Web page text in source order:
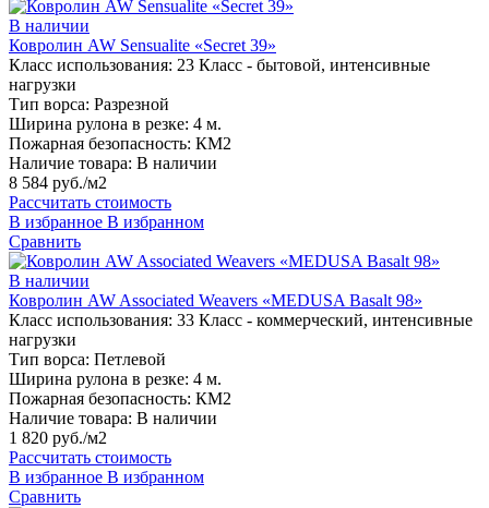
В наличии
Ковролин AW Sensualite «Secret 39»
Класс использования: 23 Класс - бытовой, интенсивные
нагрузки
Тип ворса: Разрезной
Ширина рулона в резке: 4 м.
Пожарная безопасность: КМ2
Наличие товара: В наличии
8 584 руб./м2
Рассчитать стоимость
В избранное В избранном
Сравнить
В наличии
Ковролин AW Associated Weavers «MEDUSA Basalt 98»
Класс использования: 33 Класс - коммерческий, интенсивные
нагрузки
Тип ворса: Петлевой
Ширина рулона в резке: 4 м.
Пожарная безопасность: КМ2
Наличие товара: В наличии
1 820 руб./м2
Рассчитать стоимость
В избранное В избранном
Сравнить